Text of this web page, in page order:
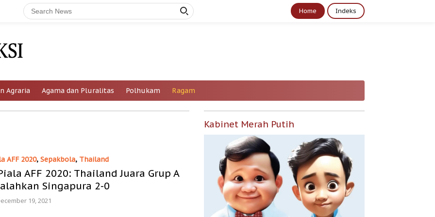
Home Indeks
Agraria Agama dan Pluralitas Polhukam Ragam
AFF 2020, Sepakbola, Thailand
AFF 2020: Thailand Juara Grup A
Singapura 2-0
19, 2021
Kabinet Merah Putih